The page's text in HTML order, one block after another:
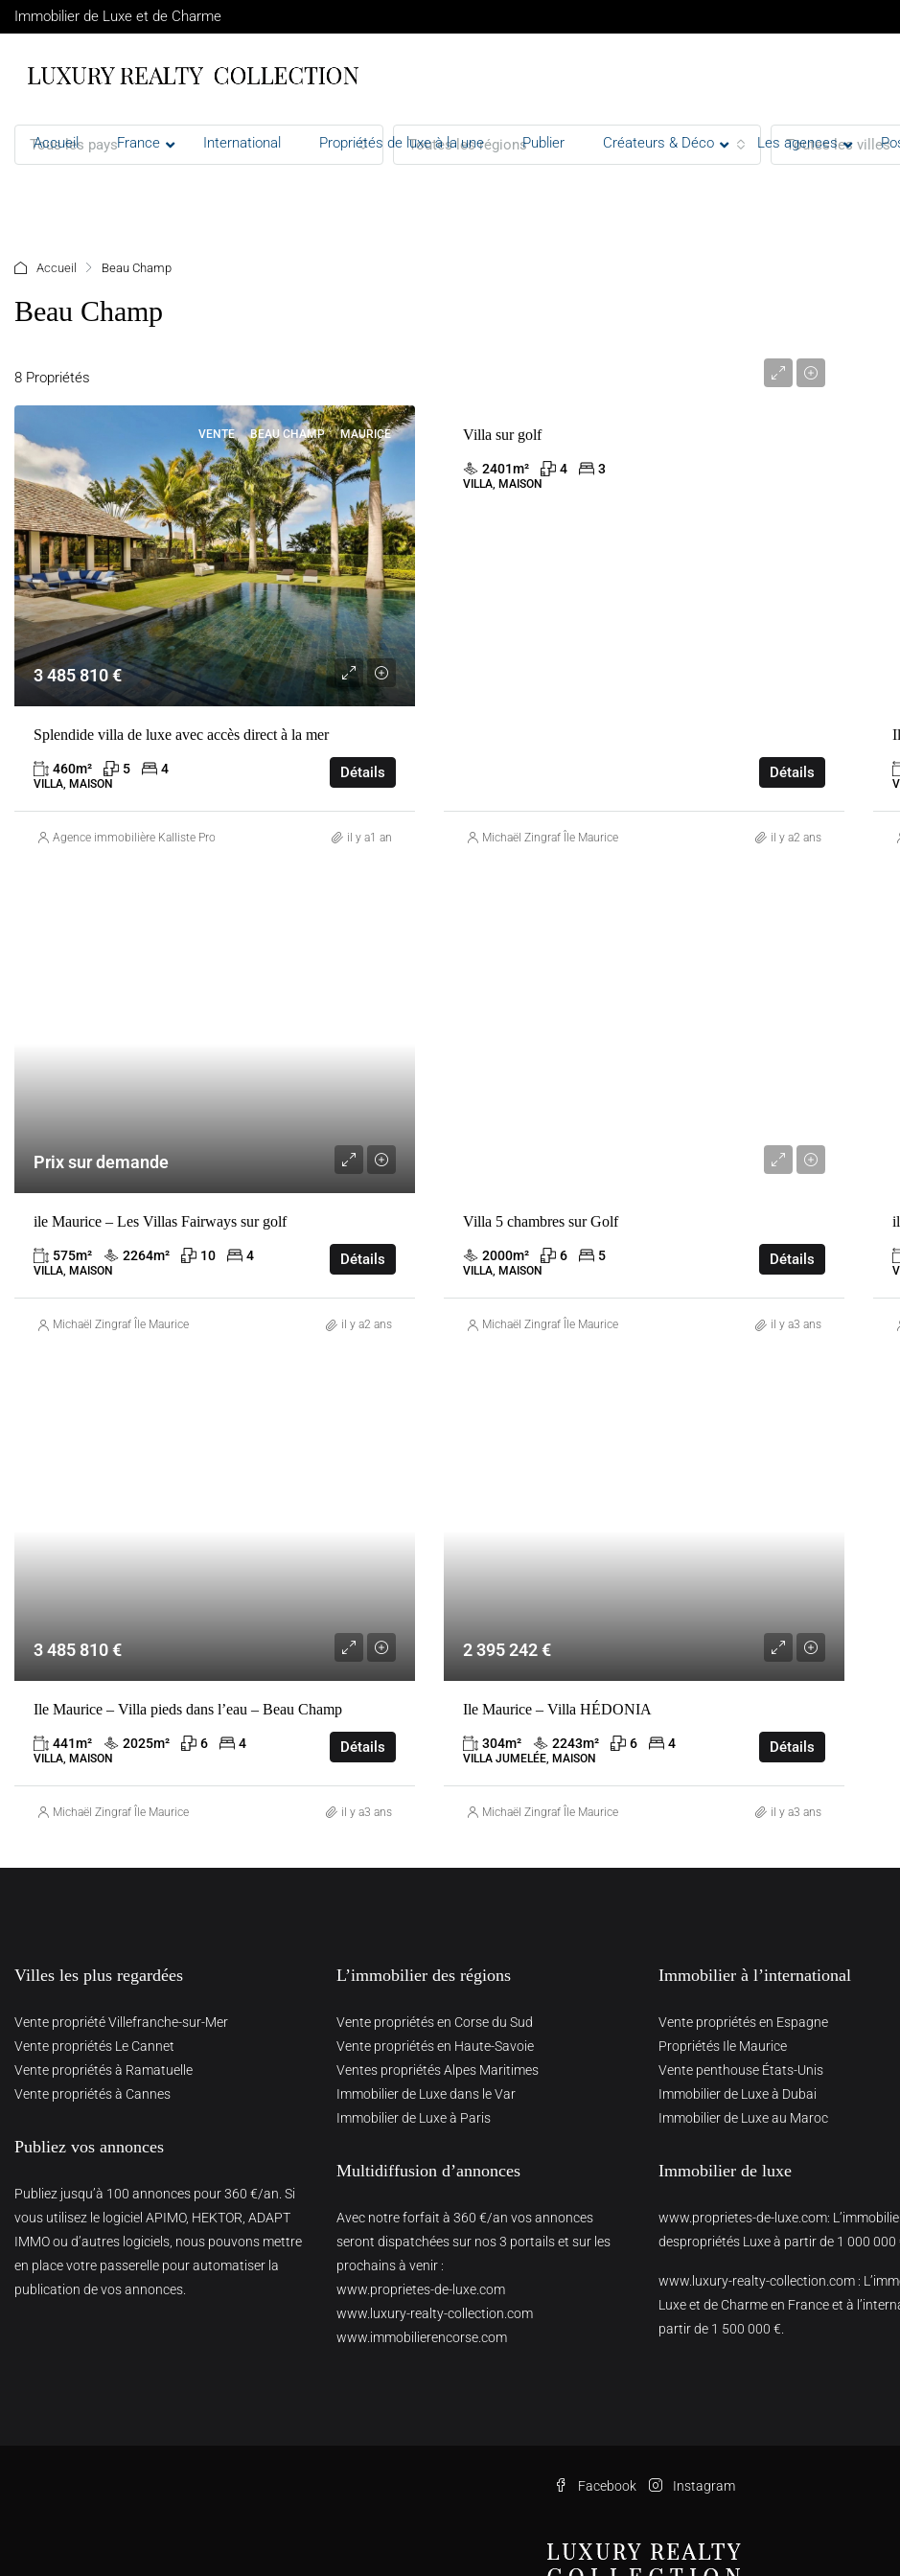
Immobilier de Luxe et de Charme
Accueil France International Propriétés de luxe à la une Publier Créateurs & Déco Les agences
Tous les pays Toutes les régions Toutes les villes
Accueil Beau Champ
Beau Champ
8 Propriétés
VENTE BEAU CHAMP MAURICE
3 485 810 €
Splendide villa de luxe avec accès direct à la mer
460m² 5 4
VILLA, MAISON
Détails
Agence immobilière Kalliste Properties il y a1 an
Villa sur golf
2401m² 4 3
VILLA, MAISON
Détails
Michaël Zingraf Île Maurice il y a2 ans
Prix sur demande
ile Maurice – Les Villas Fairways sur golf
575m² 2264m² 10 4
VILLA, MAISON
Détails
Michaël Zingraf Île Maurice il y a2 ans
Villa 5 chambres sur Golf
2000m² 6 5
VILLA, MAISON
Détails
Michaël Zingraf Île Maurice il y a3 ans
3 485 810 €
Ile Maurice – Villa pieds dans l’eau – Beau Champ
441m² 2025m² 6 4
VILLA, MAISON
Détails
Michaël Zingraf Île Maurice il y a3 ans
2 395 242 €
Ile Maurice – Villa HÉDONIA
304m² 2243m² 6 4
VILLA JUMELÉE, MAISON
Détails
Michaël Zingraf Île Maurice il y a3 ans
Villes les plus regardées
Vente propriété Villefranche-sur-Mer
Vente propriétés Le Cannet
Vente propriétés à Ramatuelle
Vente propriétés à Cannes
Publiez vos annonces
Publiez jusqu’à 100 annonces pour 360 €/an. Si
vous utilisez le logiciel APIMO, HEKTOR, ADAPT
IMMO ou d’autres logiciels, nous pouvons mettre
en place votre passerelle pour automatiser la
publication de vos annonces.
L’immobilier des régions
Vente propriétés en Corse du Sud
Vente propriétés en Haute-Savoie
Ventes propriétés Alpes Maritimes
Immobilier de Luxe dans le Var
Immobilier de Luxe à Paris
Multidiffusion d’annonces
Avec notre forfait à 360 €/an vos annonces
seront dispatchées sur nos 3 portails et sur les
prochains à venir :
www.proprietes-de-luxe.com
www.luxury-realty-collection.com
www.immobilierencorse.com
Immobilier à l’international
Vente propriétés en Espagne
Propriétés Ile Maurice
Vente penthouse États-Unis
Immobilier de Luxe à Dubai
Immobilier de Luxe au Maroc
Immobilier de luxe
www.proprietes-de-luxe.com:
despropriétés Luxe à partir de 1 000 000
www.luxury-realty-collection.com :
Luxe et de Charme en France et à
partir de 1 500 000 €.
Facebook Instagram